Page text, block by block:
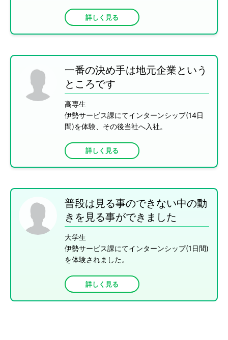
詳しく見る
一番の決め手は地元企業という
ところです
高専生
伊勢サービス課にてインターンシップ(14日
間)を体験、その後当社へ入社。
詳しく見る
普段は見る事のできない中の動
きを見る事ができました
大学生
伊勢サービス課にてインターンシップ(1日間)
を体験されました。
詳しく見る